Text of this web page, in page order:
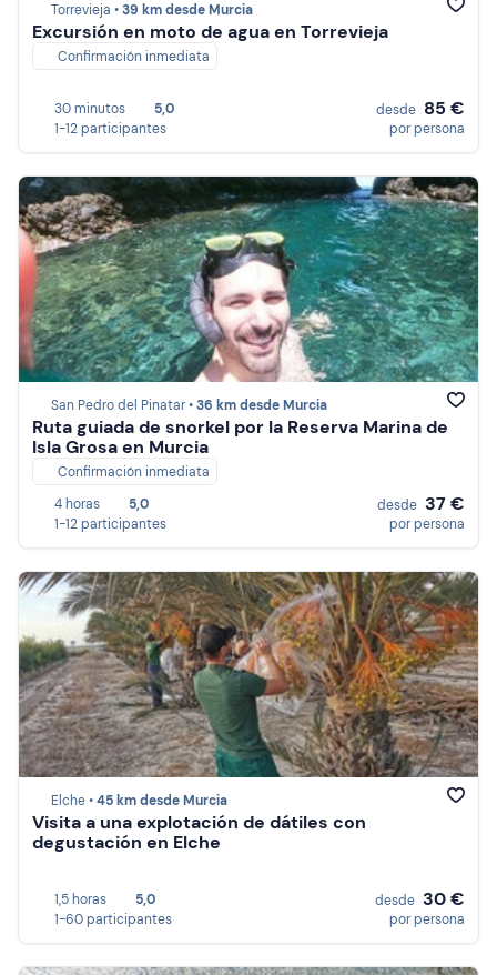
Torrevieja •39 km desde Murcia
Excursión en moto de agua en Torrevieja
Confirmación inmediata
30 minutos
5,0
1-12 participantes
desde 85 €
por persona
San Pedro del Pinatar •36 km desde Murcia
Ruta guiada de snorkel por la Reserva Marina de
Isla Grosa en Murcia
Confirmación inmediata
4 horas
5,0
1-12 participantes
desde 37 €
por persona
Elche •45 km desde Murcia
Visita a una explotación de dátiles con
degustación en Elche
1,5 horas
5,0
1-60 participantes
desde 30 €
por persona